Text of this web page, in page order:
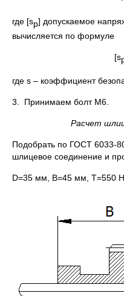
где [sр] допускаемое
вычисляется по формуле
[s
где s – коэффициент
3. Принимаем болт М6.
Расчет
Подобрать по ГОСТ 6033-
шлицевое соединение и
D=35 мм,